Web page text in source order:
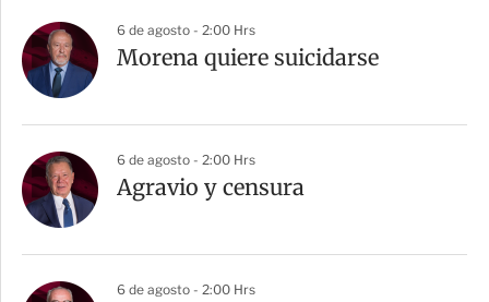
6 de agosto - 2:00 Hrs
Morena quiere suicidarse
6 de agosto - 2:00 Hrs
Agravio y censura
6 de agosto - 2:00 Hrs